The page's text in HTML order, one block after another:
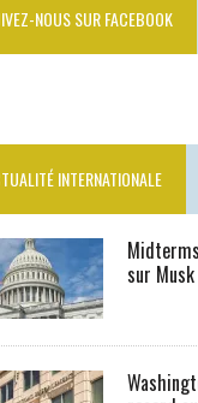
NOUS SUR FACEBOOK
INTERNATIONALE
sur